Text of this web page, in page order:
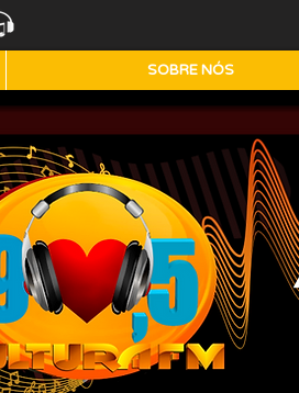
SOBRE NÓS